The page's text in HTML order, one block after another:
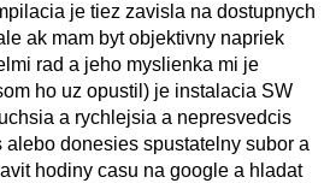
je tiez zavisla na dostupnych
ak mam byt objektivny napriek
rad a jeho myslienka mi je
ho uz opustil) je instalacia SW
a rychlejsia a nepresvedcis
alebo donesies spustatelny subor a
hodiny casu na google a hladat